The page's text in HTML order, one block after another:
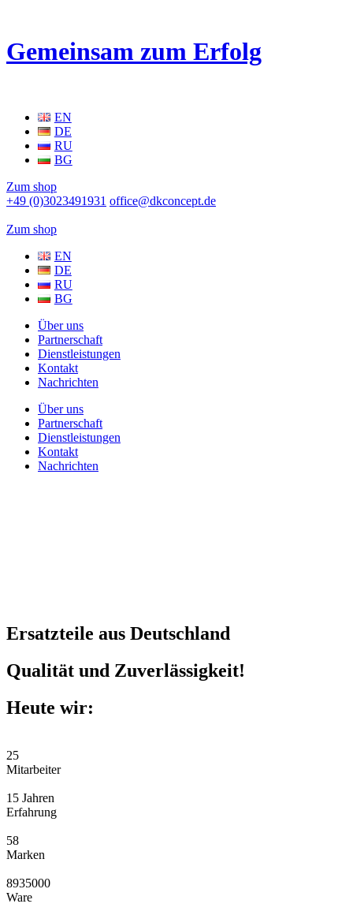
Gemeinsam zum Erfolg
EN
DE
RU
BG
Zum shop
+49 (0)3023491931 office@dkconcept.de
Zum shop
EN
DE
RU
BG
Über uns
Partnerschaft
Dienstleistungen
Kontakt
Nachrichten
Über uns
Partnerschaft
Dienstleistungen
Kontakt
Nachrichten
Ersatzteile aus Deutschland
Qualität und Zuverlässigkeit!
Heute wir:
25
Mitarbeiter
15 Jahren
Erfahrung
58
Marken
8935000
Ware